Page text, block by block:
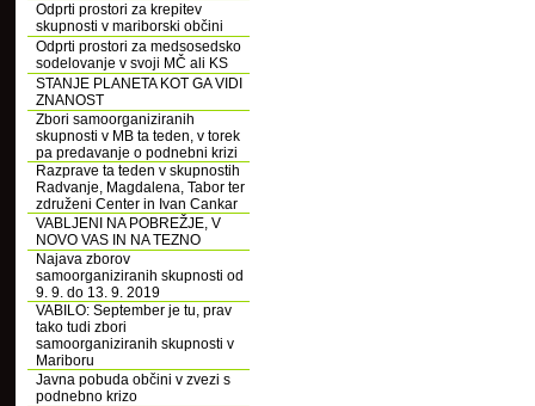
Odprti prostori za krepitev
skupnosti v mariborski občini
Odprti prostori za medsosedsko
sodelovanje v svoji MČ ali KS
STANJE PLANETA KOT GA VIDI
ZNANOST
Zbori samoorganiziranih
skupnosti v MB ta teden, v torek
pa predavanje o podnebni krizi
Razprave ta teden v skupnostih
Radvanje, Magdalena, Tabor ter
združeni Center in Ivan Cankar
VABLJENI NA POBREŽJE, V
NOVO VAS IN NA TEZNO
Najava zborov
samoorganiziranih skupnosti od
9. 9. do 13. 9. 2019
VABILO: September je tu, prav
tako tudi zbori
samoorganiziranih skupnosti v
Mariboru
Javna pobuda občini v zvezi s
podnebno krizo